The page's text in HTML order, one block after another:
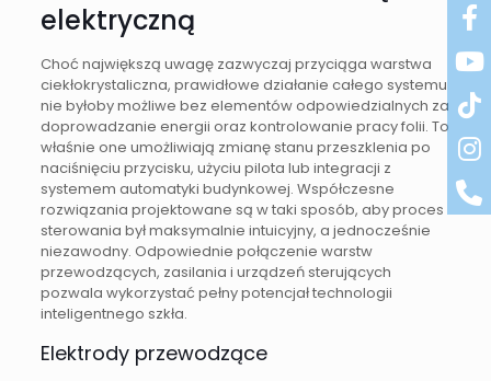
elektryczną
Choć największą uwagę zazwyczaj przyciąga warstwa
ciekłokrystaliczna, prawidłowe działanie całego systemu
nie byłoby możliwe bez elementów odpowiedzialnych za
doprowadzanie energii oraz kontrolowanie pracy folii. To
właśnie one umożliwiają zmianę stanu przeszklenia po
naciśnięciu przycisku, użyciu pilota lub integracji z
systemem automatyki budynkowej. Współczesne
rozwiązania projektowane są w taki sposób, aby proces
sterowania był maksymalnie intuicyjny, a jednocześnie
niezawodny. Odpowiednie połączenie warstw
przewodzących, zasilania i urządzeń sterujących
pozwala wykorzystać pełny potencjał technologii
inteligentnego szkła.
Elektrody przewodzące